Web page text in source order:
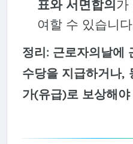
표와 서면합의가
여할 수 있습니
정리: 근로자의날에
수당을 지급하거나,
가(유급)로 보상해야